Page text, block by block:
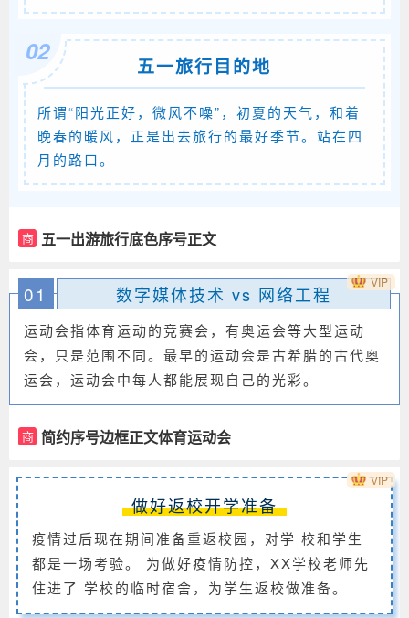
02
五一旅行目的地
所谓“阳光正好，微风不噪”，初夏的天气，和着
晚春的暖风，正是出去旅行的最好季节。站在四
月的路口。
商 五一出游旅行底色序号正文
01 数字媒体技术 vs 网络工程
运动会指体育运动的竞赛会，有奥运会等大型运动
会，只是范围不同。最早的运动会是古希腊的古代奥
运会，运动会中每人都能展现自己的光彩。
商 简约序号边框正文体育运动会
VIP
做好返校开学准备
疫情过后现在期间准备重返校园，对学 校和学生
都是一场考验。 为做好疫情防控，XX学校老师先
住进了 学校的临时宿舍，为学生返校做准备。
VIP